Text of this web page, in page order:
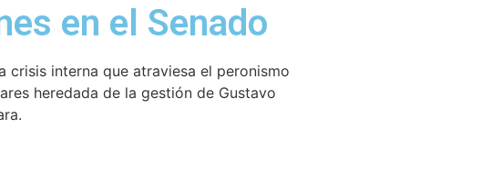
en el Senado
crisis interna que atraviesa el peronismo
heredada de la gestión de Gustavo